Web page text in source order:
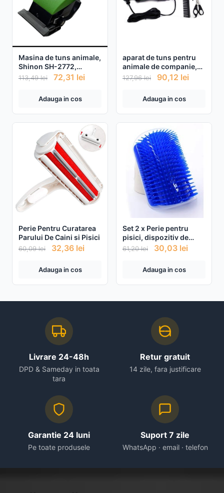
Masina de tuns animale,
Shinon SH-2772,
acumulator, incarcare
USB, accesorii
113,49lei 72,31 lei
Adauga in cos
aparat de tuns pentru
animale de companie,
10 w, verde
127,96lei 90,12 lei
Adauga in cos
Perie Pentru Curatarea
Parului De Caini si Pisici
60,09lei 32,36 lei
Adauga in cos
Set 2 x Perie pentru
pisici, dispozitiv de
îndepărtare a părului,
montat pe perete
61,20lei 30,03 lei
Adauga in cos
Livrare 24-48h
DPD & Sameday in toata
tara
Retur gratuit
14 zile, fara justificare
Garantie 24 luni
Pe toate produsele
Suport 7 zile
WhatsApp · email · telefon